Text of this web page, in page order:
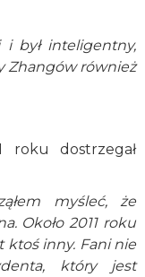
był inteligentny,
Zhangów również
roku dostrzegał
myśleć, że
Około 2011 roku
ktoś inny. Fani nie
który jest